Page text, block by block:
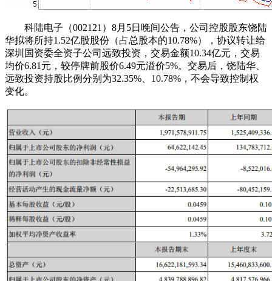
科陆电子（002121）8月5日晚间公告，公司控股股东饶陆
华拟将所持1.52亿股股份（占总股本的10.78%），协议转让给
深圳国资委全资子公司远致投资，交易金额10.34亿元，交易
均价6.81元，较停牌前股价6.49元溢价5%。交易后，饶陆华、
远致投资持股比例分别为32.35%、10.78%，不会导致控制权
变化。